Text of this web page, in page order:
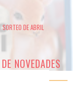
SORTEO DE ABRIL
NOVEDADES